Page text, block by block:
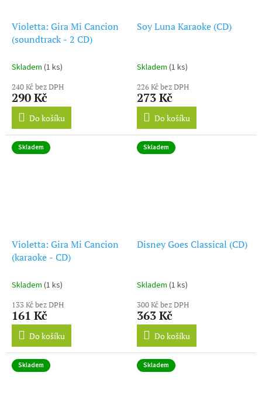
Violetta: Gira Mi Cancion
(soundtrack - 2 CD)
Skladem (1 ks)
240 Kč bez DPH
290 Kč
Do košíku
Soy Luna Karaoke (CD)
Skladem (1 ks)
226 Kč bez DPH
273 Kč
Do košíku
Skladem
Violetta: Gira Mi Cancion
(karaoke - CD)
Skladem (1 ks)
133 Kč bez DPH
161 Kč
Do košíku
Skladem
Disney Goes Classical (CD)
Skladem (1 ks)
300 Kč bez DPH
363 Kč
Do košíku
Skladem Skladem